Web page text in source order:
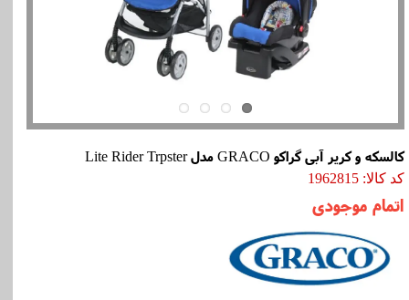
کالسکه و کریر آبی گراکو GRACO مدل Lite Rider Trpster
کد کالا: 1962815
اتمام موجودی